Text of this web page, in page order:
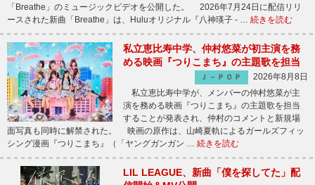
「Breathe」のミュージックビデオを公開した。 2026年7月24日に配信リリ
ースされた新曲「Breathe」は、Huluオリジナル『八神瑛子 - … 続きを読む
私立恵比寿中学、仲村悠菜が初主演を務
める映画『つりこまち』の主題歌を担当
Ｊ－ＰＯＰ
2026年8月8日
私立恵比寿中学が、メンバーの仲村悠菜が主
演を務める映画『つりこまち』の主題歌を担当
することが発表され、仲村のコメントと新規場
面写真も同時に解禁された。 映画の原作は、山崎夏軌によるガールズフィッ
シング漫画『つりこまち』（「ヤングガンガン … 続きを読む
LIL LEAGUE、新曲「僕を探してた」配